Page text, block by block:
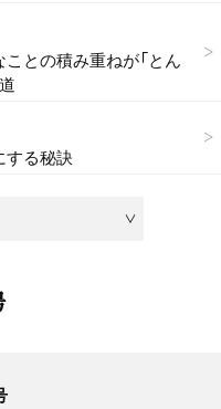
との積み重ねが「とん
する秘訣